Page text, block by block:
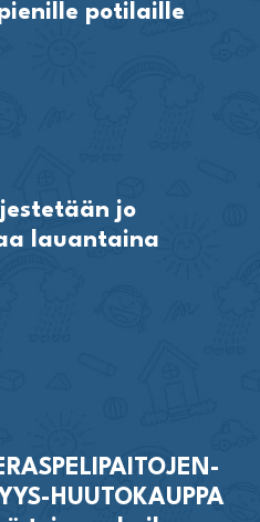
potilaille
jo
lauantaina
HUUTOKAUPPA